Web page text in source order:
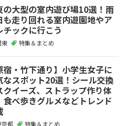
の大型の室内遊び場10選！雨
も走り回れる室内遊園地やア
チックに行こう
東 特集＆まとめ
宿・竹下通り】小学生女子に
なスポット20選！シール交換
クイーズ、ストラップ作り体
食べ歩きグルメなどトレンド
京都 特集＆まとめ